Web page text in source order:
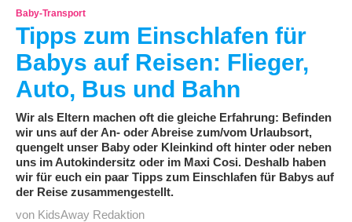
Baby-Transport
Tipps zum Einschlafen für
Babys auf Reisen: Flieger,
Auto, Bus und Bahn
Wir als Eltern machen oft die gleiche Erfahrung: Befinden
wir uns auf der An- oder Abreise zum/vom Urlaubsort,
quengelt unser Baby oder Kleinkind oft hinter oder neben
uns im Autokindersitz oder im Maxi Cosi. Deshalb haben
wir für euch ein paar Tipps zum Einschlafen für Babys auf
der Reise zusammengestellt.
von KidsAway Redaktion